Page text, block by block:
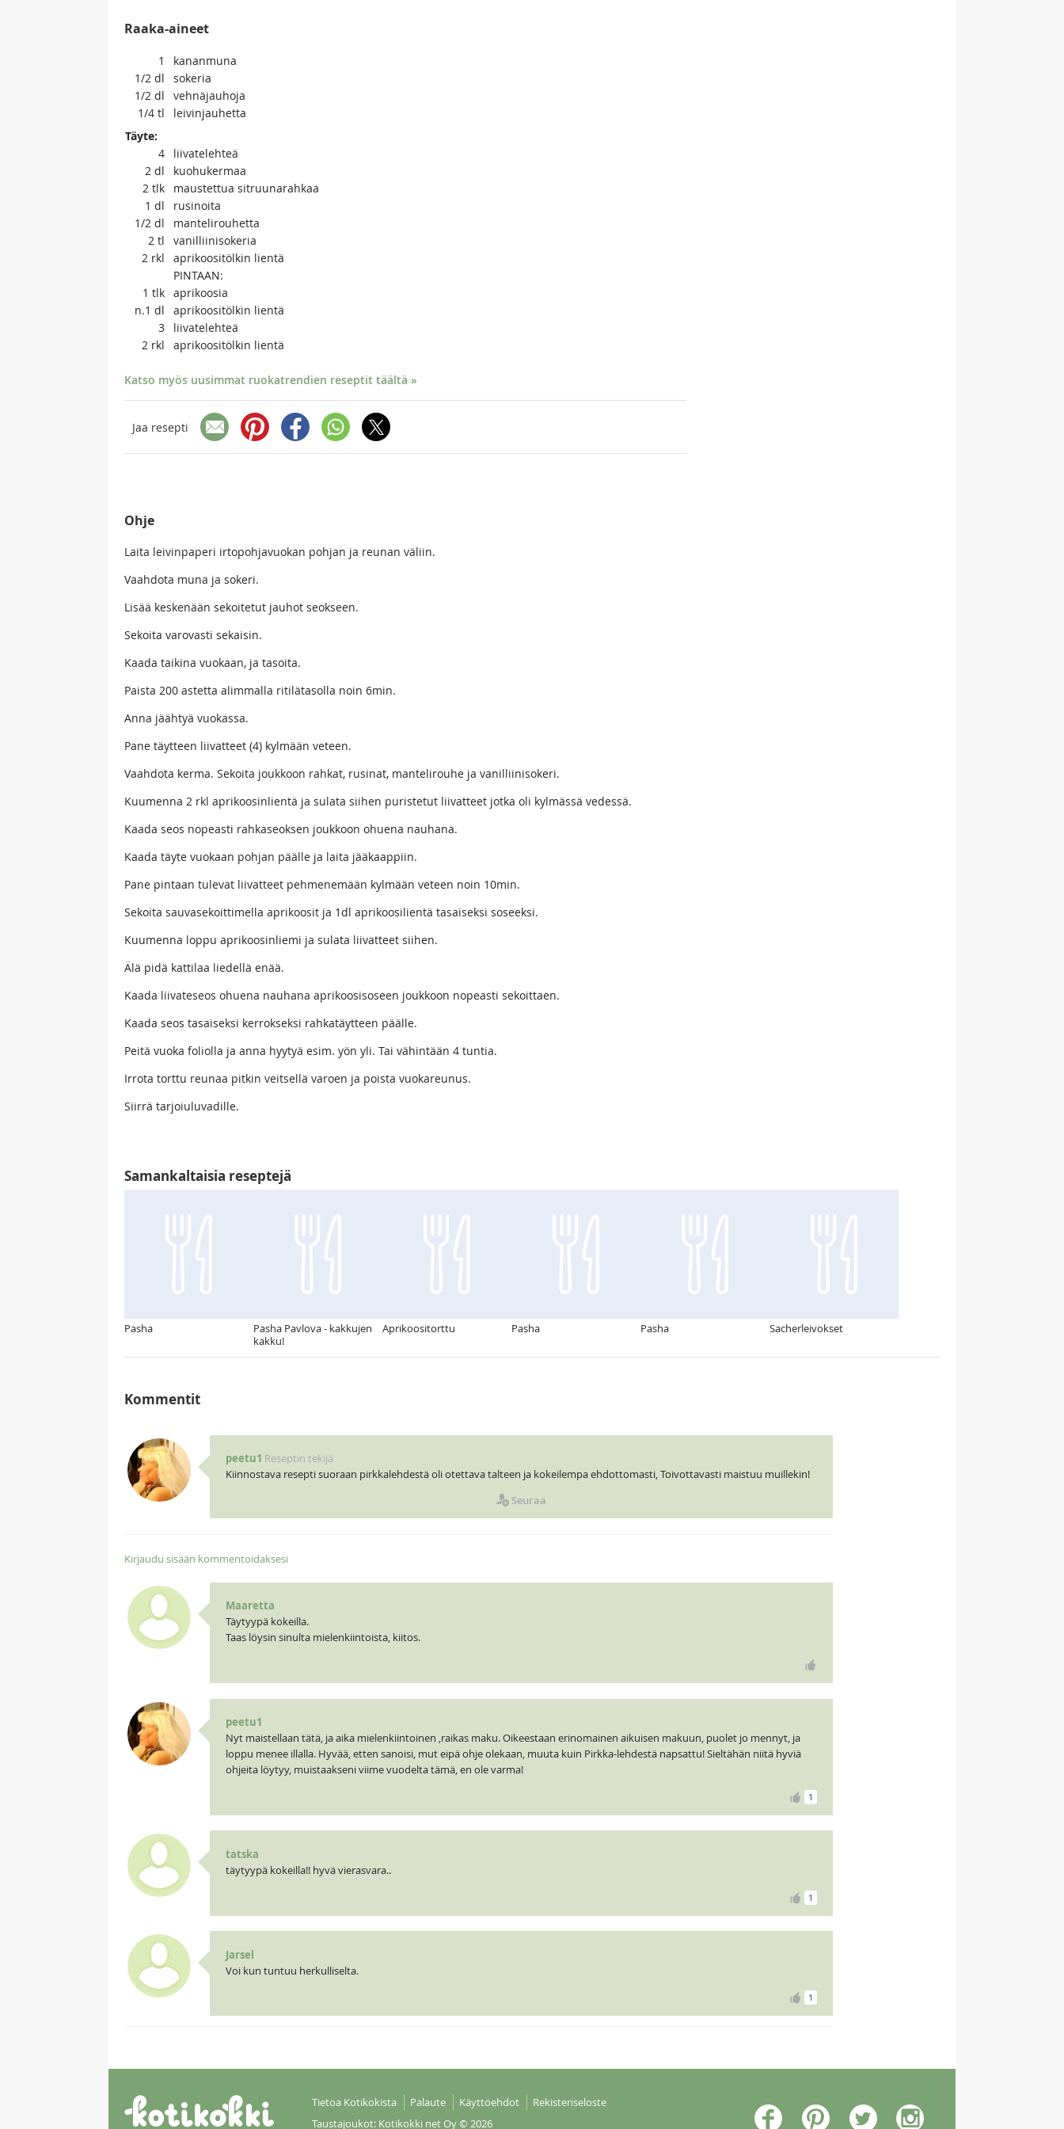
Raaka-aineet
1
kananmuna
1/2 dl
sokeria
1/2 dl
vehnäjauhoja
1/4 tl
leivinjauhetta
Täyte:
4
liivatelehteä
2 dl
kuohukermaa
2 tlk
maustettua sitruunarahkaa
1 dl
rusinoita
1/2 dl
mantelirouhetta
2 tl
vanilliinisokeria
2 rkl
aprikoositölkin lientä
PINTAAN:
1 tlk aprikoosia
n.1 dl
aprikoositölkin lientä
3
liivatelehteä
2 rkl aprikoositölkin lientä
Katso myös uusimmat ruokatrendien reseptit täältä »
Jaa resepti
Ohje
Laita leivinpaperi irtopohjavuokan pohjan ja reunan väliin.
Vaahdota muna ja sokeri.
Lisää keskenään sekoitetut jauhot seokseen.
Sekoita varovasti sekaisin.
Kaada taikina vuokaan, ja tasoita.
Paista 200 astetta alimmalla ritilätasolla noin 6min.
Anna jäähtyä vuokassa.
Pane täytteen liivatteet (4) kylmään veteen.
Vaahdota kerma. Sekoita joukkoon rahkat, rusinat, mantelirouhe ja vanilliinisokeri.
Kuumenna 2 rkl aprikoosinlientä ja sulata siihen puristetut liivatteet jotka oli kylmässä vedessä.
Kaada seos nopeasti rahkaseoksen joukkoon ohuena nauhana.
Kaada täyte vuokaan pohjan päälle ja laita jääkaappiin.
Pane pintaan tulevat liivatteet pehmenemään kylmään veteen noin 10min.
Sekoita sauvasekoittimella aprikoosit ja 1dl aprikoosilientä tasaiseksi soseeksi.
Kuumenna loppu aprikoosinliemi ja sulata liivatteet siihen.
Älä pidä kattilaa liedellä enää.
Kaada liivateseos ohuena nauhana aprikoosisoseen joukkoon nopeasti sekoittaen.
Kaada seos tasaiseksi kerrokseksi rahkatäytteen päälle.
Peitä vuoka foliolla ja anna hyytyä esim. yön yli. Tai vähintään 4 tuntia.
Irrota torttu reunaa pitkin veitsellä varoen ja poista vuokareunus.
Siirrä tarjoiuluvadille.
Samankaltaisia reseptejä
Pasha
Pasha Pavlova - kakkujen
kakku!
Aprikoositorttu Pasha Pasha Sacherleivokset
Kommentit
peetu1 Reseptin tekijä
Kiinnostava resepti suoraan pirkkalehdestä oli otettava talteen ja kokeilempa ehdottomasti, Toivottavasti maistuu muillekin!
Seuraa
Kirjaudu sisään kommentoidaksesi
Maaretta
Täytyypä kokeilla.
Taas löysin sinulta mielenkiintoista, kiitos.
peetu1
Nyt maistellaan tätä, ja aika mielenkiintoinen ,raikas maku. Oikeestaan erinomainen aikuisen makuun, puolet jo mennyt, ja
loppu menee illalla. Hyvää, etten sanoisi, mut eipä ohje olekaan, muuta kuin Pirkka-lehdestä napsattu! Sieltähän niitä hyviä
ohjeita löytyy, muistaakseni viime vuodelta tämä, en ole varma!
1
tatska
täytyypä kokeilla!! hyvä vierasvara..
1
Jarsel
Voi kun tuntuu herkulliselta.
1
Tietoa Kotikokista Palaute Käyttöehdot
Rekisteriseloste
Taustajoukot: Kotikokki net Oy© 2026